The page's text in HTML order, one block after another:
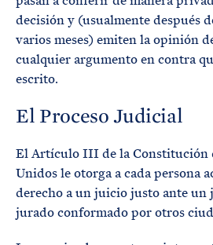
decisión y (usualmente después
varios meses) emiten la opinión
cualquier argumento en contra
escrito.
El Proceso Judicial
El Artículo III de la Constitución
Unidos le otorga a cada persona
derecho a un juicio justo ante un
jurado conformado por otros